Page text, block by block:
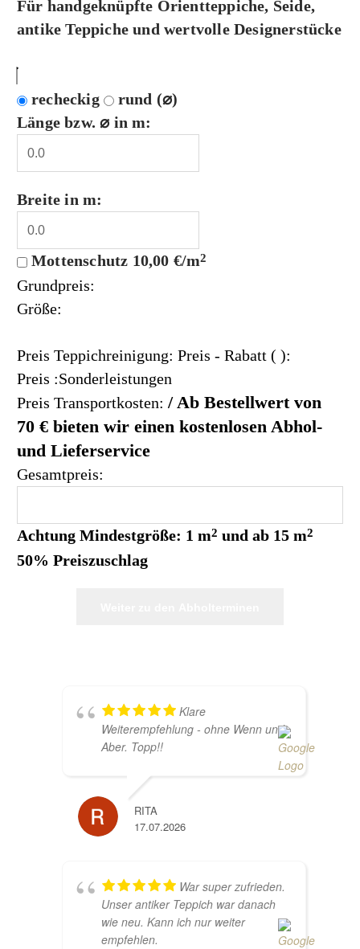
Für handgeknüpfte Orientteppiche, Seide,
antike Teppiche und wertvolle Designerstücke
recheckig
rund (⌀)
Länge bzw. ⌀ in m:
Breite in m:
Mottenschutz 10,00 €/m2
Grundpreis:
Größe:
Preis Teppichreinigung: Preis - Rabatt ( ):
Preis :Sonderleistungen
Preis Transportkosten: / Ab Bestellwert von
70 € bieten wir einen kostenlosen Abhol-
und Lieferservice
Gesamtpreis:
Achtung Mindestgröße: 1 m2 und ab 15 m2
50% Preiszuschlag
Klare
Weiterempfehlung - ohne Wenn und
Aber. Topp!!
RITA
17.07.2026
War super zufrieden.
Unser antiker Teppich war danach
wie neu. Kann ich nur weiter
empfehlen.